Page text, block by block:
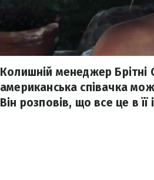
Колишній менеджер
американська співачка
Він розповів, що все це в її